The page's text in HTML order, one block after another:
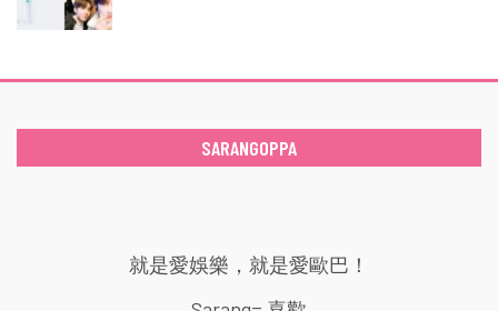
SARANGOPPA
就是愛娛樂，就是愛歐巴！